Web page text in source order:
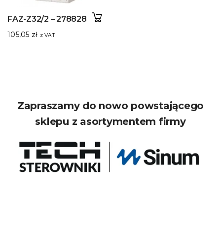
FAZ-Z32/2 – 278828
105,05 zł z VAT
Zapraszamy do nowo powstającego
sklepu z asortymentem firmy